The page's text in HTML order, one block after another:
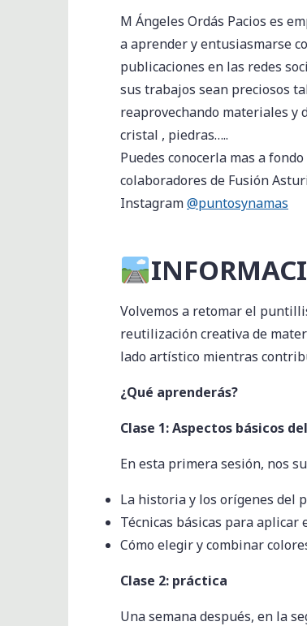
M Ángeles Ordás Pacios es
a aprender y entusiasmarse
publicaciones en las redes
sus trabajos sean preciosos
reaprovechando materiales y
cristal , piedras…..
Puedes conocerla mas a
colaboradores de Fusión
Instagram@puntosynamas
Volvemos a retomar el
reutilización creativa de
lado artístico mientras
¿Qué aprenderás?
Clase 1: Aspectos básicos
En esta primera sesión, nos
La historia y los orígenes del
Técnicas básicas para
Cómo elegir y combinar
Clase 2: práctica
Una semana después, en la